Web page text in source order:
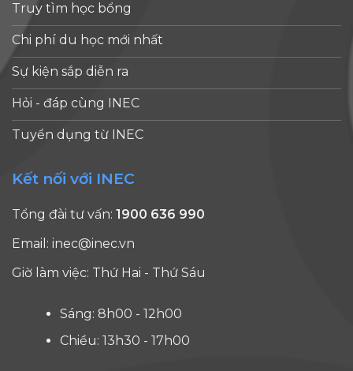
Truy tìm học bổng
Chi phí du học mới nhất
Sự kiện sắp diễn ra
Hỏi - đáp cùng INEC
Tuyển dụng từ INEC
Kết nối với INEC
Tổng đài tư vấn: 1900 636 990
Email: inec@inec.vn
Giờ làm việc: Thứ Hai - Thứ Sáu
Sáng: 8h00 - 12h00
Chiều: 13h30 - 17h00